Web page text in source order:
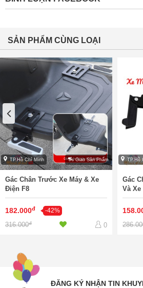
SẢN PHẨM CÙNG LOẠI
TP.Hồ Chí Minh Giao Sản Phẩm
Gác Chân Trước Xe Máy & Xe
Điện F8
182.000đ -42%
316.000đ 0
TP.Hồ
Gác
Và Xe
ĐĂNG KÝ NHẬN TIN